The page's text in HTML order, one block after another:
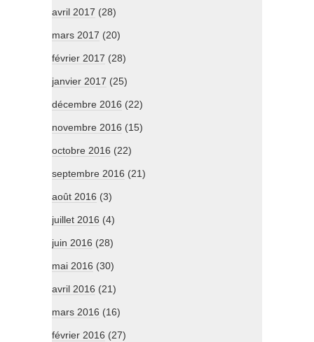
avril 2017 (28)
mars 2017 (20)
février 2017 (28)
janvier 2017 (25)
décembre 2016 (22)
novembre 2016 (15)
octobre 2016 (22)
septembre 2016 (21)
août 2016 (3)
juillet 2016 (4)
juin 2016 (28)
mai 2016 (30)
avril 2016 (21)
mars 2016 (16)
février 2016 (27)